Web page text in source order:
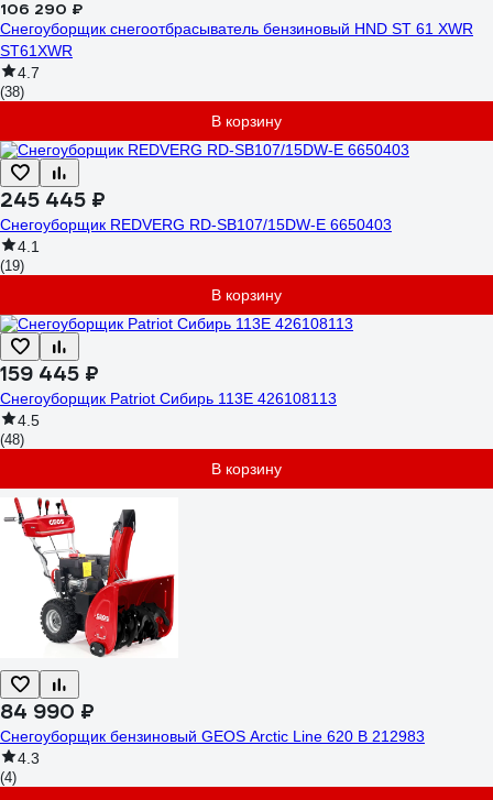
106 290 ₽
Снегоуборщик снегоотбрасыватель бензиновый HND ST 61 XWR
ST61XWR
4.7
(38)
В корзину
245 445 ₽
Снегоуборщик REDVERG RD-SB107/15DW-E 6650403
4.1
(19)
В корзину
159 445 ₽
Снегоуборщик Patriot Сибирь 113Е 426108113
4.5
(48)
В корзину
84 990 ₽
Снегоуборщик бензиновый GEOS Arctic Line 620 B 212983
4.3
(4)